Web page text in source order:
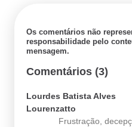
Os comentários não
responsabilidade pelo
mensagem.
Comentários (3)
Lourdes Batista Alves
Lourenzatto
Frustração,